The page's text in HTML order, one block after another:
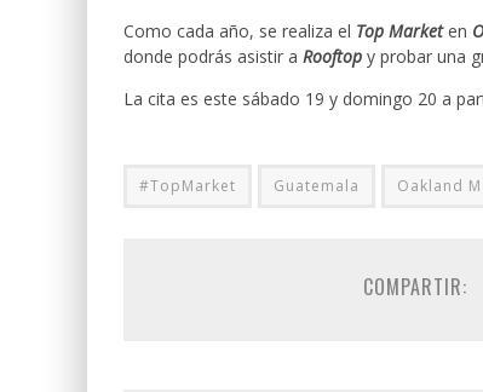
Como cada año, se realiza el Top Marketen
donde podrás asistir a Rooftop y probar una
La cita es este sábado 19 y domingo 20 a
#TopMarket Guatemala Oakland
COMPARTIR: